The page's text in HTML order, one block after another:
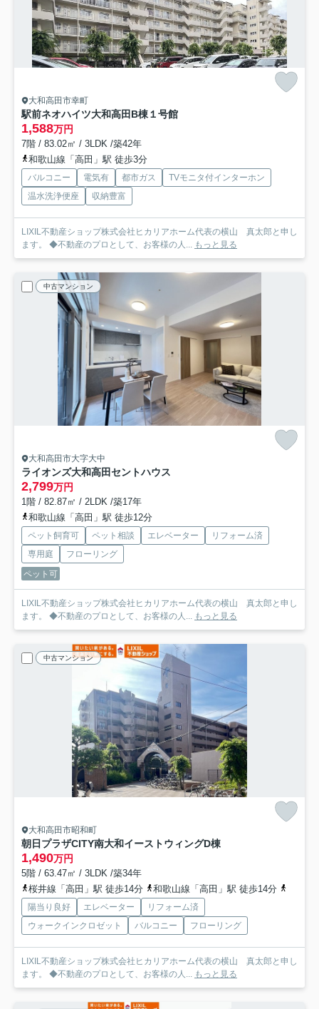
大和高田市幸町
駅前ネオハイツ大和高田B棟１号館
1,588万円
7階 / 83.02㎡ / 3LDK /築42年
和歌山線「高田」駅 徒歩3分
バルコニー 電気有 都市ガス
TVモニタ付インターホン
温水洗浄便座
収納豊富
LIXIL不動産ショップ株式会社ヒカリアホーム代表の横山 真太郎と申し
ます。 ◆不動産のプロとして、お客様の人... もっと見る
中古マンション
大和高田市大字大中
ライオンズ大和高田セントハウス
2,799万円
1階 / 82.87㎡ / 2LDK /築17年
和歌山線「高田」駅 徒歩12分
ペット飼育可 ペット相談 エレベーター
リフォーム済
専用庭
フローリング
ペット可
LIXIL不動産ショップ株式会社ヒカリアホーム代表の横山 真太郎と申し
ます。 ◆不動産のプロとして、お客様の人... もっと見る
中古マンション
大和高田市昭和町
朝日プラザCITY南大和イーストウィングD棟
1,490万円
5階 / 63.47㎡ / 3LDK /築34年
桜井線「高田」駅 徒歩14分
和歌山線「高田」駅 徒歩14分
陽当り良好 エレベーター
リフォーム済
ウォークインクロゼット
バルコニー フローリング
LIXIL不動産ショップ株式会社ヒカリアホーム代表の横山 真太郎と申し
ます。 ◆不動産のプロとして、お客様の人... もっと見る